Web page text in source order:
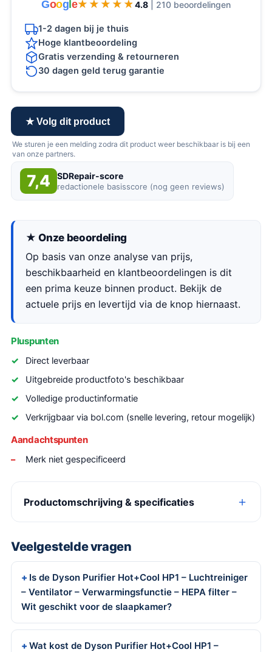
Goog e★★★★★
★★★★★ 4.8 | 210 beoordelingen
1-2 dagen bij je thuis
Hoge klantbeoordeling
Gratis verzending & retourneren
30 dagen geld terug garantie
★ Volg dit product
We sturen je een melding zodra dit product weer beschikbaar is bij een
van onze partners.
7,4 SDRepair-score
redactionele basisscore (nog geen reviews)
★ Onze beoordeling
Op basis van onze analyse van prijs,
beschikbaarheid en klantbeoordelingen is dit
een prima keuze binnen product. Bekijk de
actuele prijs en levertijd via de knop hiernaast.
Pluspunten
Direct leverbaar
Uitgebreide productfoto's beschikbaar
Volledige productinformatie
Verkrijgbaar via bol.com (snelle levering, retour mogelijk)
Aandachtspunten
Merk niet gespecificeerd
Productomschrijving & specificaties
Veelgestelde vragen
Is de Dyson Purifier Hot+Cool HP1 – Luchtreiniger
– Ventilator – Verwarmingsfunctie – HEPA filter –
Wit geschikt voor de slaapkamer?
Wat kost de Dyson Purifier Hot+Cool HP1 –